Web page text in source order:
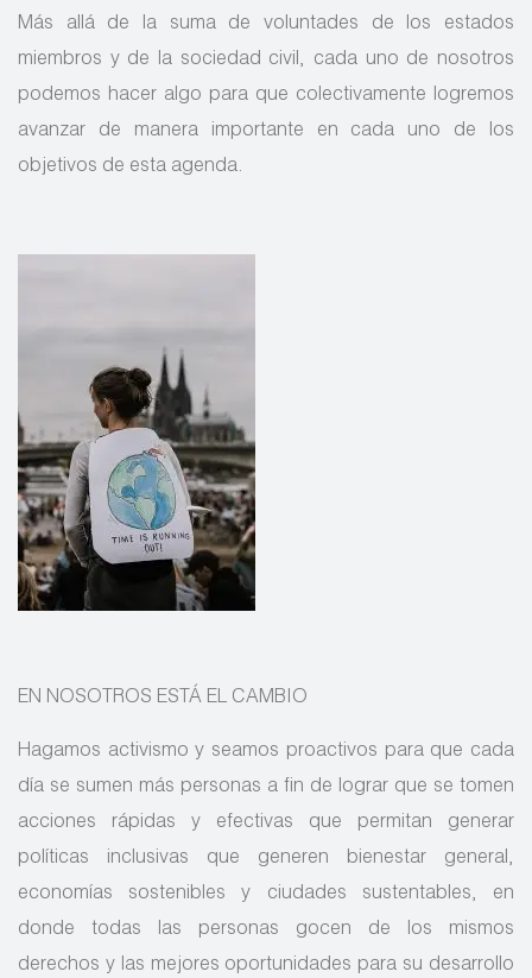
Más allá de la suma de voluntades de los estados
miembros y de la sociedad civil, cada uno de nosotros
podemos hacer algo para que colectivamente logremos
avanzar de manera importante en cada uno de los
objetivos de esta agenda.
EN NOSOTROS ESTÁ EL CAMBIO
Hagamos activismo y seamos proactivos para que cada
día se sumen más personas a fin de lograr que se tomen
acciones rápidas y efectivas que permitan generar
políticas inclusivas que generen bienestar general,
economías sostenibles y ciudades sustentables, en
donde todas las personas gocen de los mismos
derechos y las mejores oportunidades para su desarrollo